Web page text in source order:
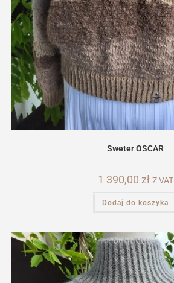
Sweter OSCAR
1 390,00 zł Z VAT
Dodaj do koszyka